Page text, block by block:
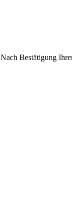
Nach Bestätigung